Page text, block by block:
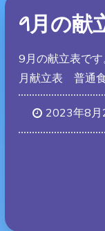
9月の献
9月の献立表で
月献立表 普通
2023年8月